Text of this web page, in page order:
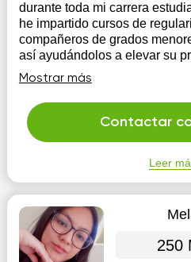
durante toda mi carrera estudiantil. Dentro de la
he impartido cursos de
compañeros de grados
así ayudándolos a elevar su promedio.
avanzado de...
Mostrar más
Contactar
Leer
250